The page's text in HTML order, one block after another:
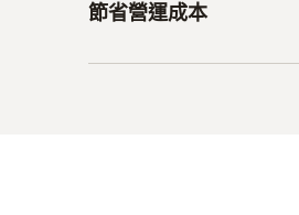
實驗室（PTB、NIST
節省營運成本